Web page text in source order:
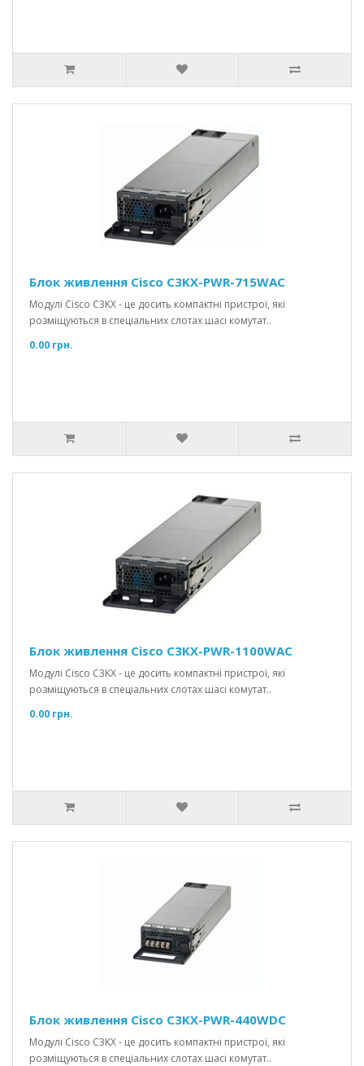
Блок живлення Cisco C3KX-PWR-715WAC
Модулі Cisco C3KX - це досить компактні пристрої, які
розміщуються в спеціальних слотах шасі комутат..
0.00 грн.
Блок живлення Cisco C3KX-PWR-1100WAC
Модулі Cisco C3KX - це досить компактні пристрої, які
розміщуються в спеціальних слотах шасі комутат..
0.00 грн.
Блок живлення Cisco C3KX-PWR-440WDC
Модулі Cisco C3KX - це досить компактні пристрої, які
розміщуються в спеціальних слотах шасі комутат..